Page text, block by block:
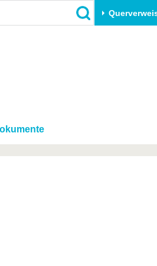
Innovative Transferprojekte
BTU &